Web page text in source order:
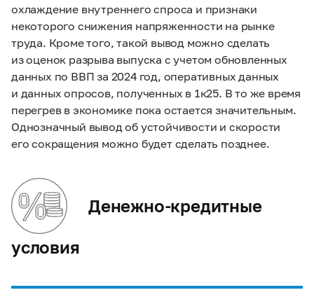
охлаждение внутреннего спроса и признаки
некоторого снижения напряженности на рынке
труда. Кроме того, такой вывод можно сделать
из оценок разрыва выпуска с учетом обновленных
данных по ВВП за 2024 год, оперативных данных
и данных опросов, полученных в 1к25. В то же время
перегрев в экономике пока остается значительным.
Однозначный вывод об устойчивости и скорости
его сокращения можно будет сделать позднее.
Денежно-кредитные
условия